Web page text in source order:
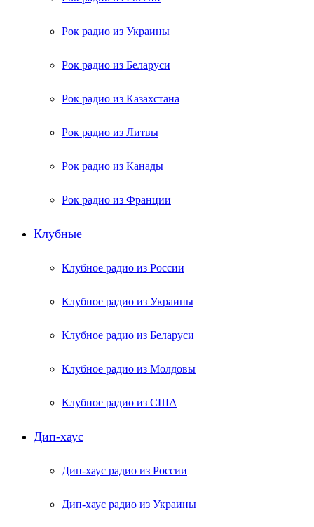
Рок радио из Украины
Рок радио из Беларуси
Рок радио из Казахстана
Рок радио из Литвы
Рок радио из Канады
Рок радио из Франции
Клубные
Клубное радио из России
Клубное радио из Украины
Клубное радио из Беларуси
Клубное радио из Молдовы
Клубное радио из США
Дип-хаус
Дип-хаус радио из России
Дип-хаус радио из Украины